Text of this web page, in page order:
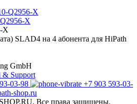
X
X
SLAD4 на 4 абонента для HiPath
GmbH
& Support
03-98
+7 903 593-03-
shop.ru
Все права защищены.